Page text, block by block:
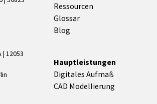
12053
Ressourcen
Glossar
Blog
Hauptleistungen
Digitales Aufmaß
CAD Modellierung